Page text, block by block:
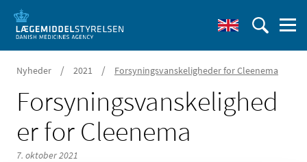
Nyheder / 2021 / Forsyningsvanskeligheder for Cleenema
Forsyningsvanskelighed
er for Cleenema
7. oktober 2021